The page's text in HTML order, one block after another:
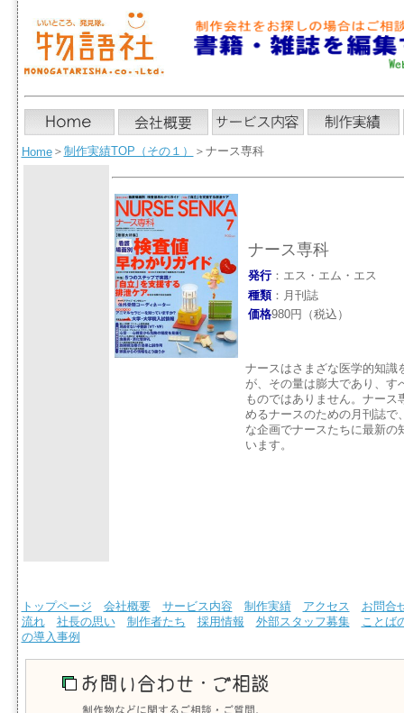
Home＞ 制作実績TOP（その１） ＞ナース専科
ナース専科
発行：エス・エム・エス
種類：月刊誌
価格980円（税込）
ナースはさまざな医学的知識
が、その量は膨大であり、す
ものではありません。ナース
めるナースのための月刊誌で
な企画でナースたちに最新の
います。
トップページ 会社概要 サービス内容 制作実績 アクセス
お問合
流れ
社長の思い 制作者たち 採用情報 外部スタッフ募集
ことば
の導入事例